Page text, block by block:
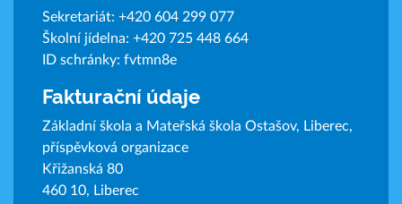
Sekretariát: +420 604 299 077
Školní jídelna: +420 725 448 664
ID schránky: fvtmn8e
Fakturační údaje
Základní škola a Mateřská škola Ostašov, Liberec,
příspěvková organizace
Křižanská 80
460 10, Liberec